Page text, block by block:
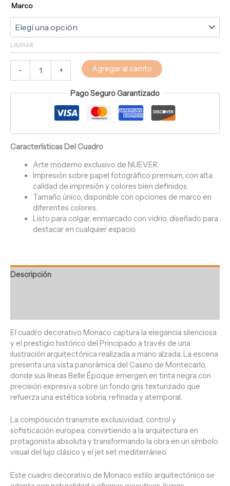
Marco
LIMPIAR
- + Agregar al carrito
Pago Seguro Garantizado
Características Del Cuadro
Arte moderno exclusivo de NUEVER.
Impresión sobre papel fotográfico premium, con alta
calidad de impresión y colores bien definidos.
Tamaño único, disponible con opciones de marco en
diferentes colores.
Listo para colgar, enmarcado con vidrio, diseñado para
destacar en cualquier espacio.
Descripción
El cuadro decorativo Monaco captura la elegancia silenciosa
y el prestigio histórico del Principado a través de una
ilustración arquitectónica realizada a mano alzada. La escena
presenta una vista panorámica del Casino de Montecarlo,
donde sus líneas Belle Époque emergen en tinta negra con
precisión expresiva sobre un fondo gris texturizado que
refuerza una estética sobria, refinada y atemporal.
La composición transmite exclusividad, control y
sofisticación europea, convirtiendo a la arquitectura en
protagonista absoluta y transformando la obra en un símbolo
visual del lujo clásico y el jet set mediterráneo.
Este cuadro decorativo de Monaco estilo arquitectónico se